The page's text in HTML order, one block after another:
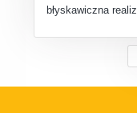
błyskawiczna